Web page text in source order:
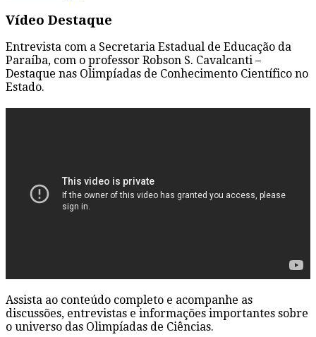
Vídeo Destaque
Entrevista com a Secretaria Estadual de Educação da
Paraíba, com o professor Robson S. Cavalcanti –
Destaque nas Olimpíadas de Conhecimento Científico no
Estado.
Assista ao conteúdo completo e acompanhe as
discussões, entrevistas e informações importantes sobre
o universo das Olimpíadas de Ciências.